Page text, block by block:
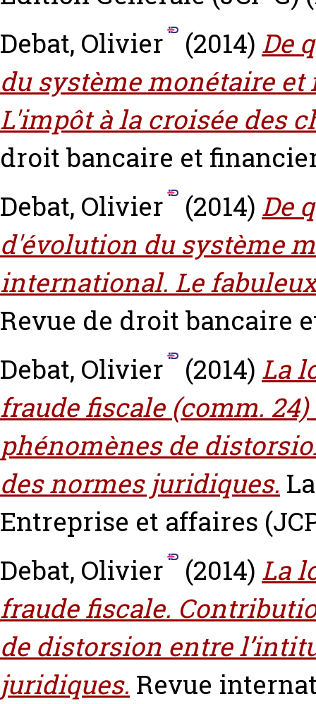
Debat, Olivier
(2014) De
du système monétaire
L'impôt à la croisée des
droit bancaire et
Debat, Olivier
(2014) De
d'évolution du système
international. Le
Revue de droit bancaire
Debat, Olivier
(2014) La
fraude fiscale (comm.
phénomènes de
des normes juridiques.
Entreprise et affaires
Debat, Olivier
(2014) La
fraude fiscale.
de distorsion entre
juridiques. Revue